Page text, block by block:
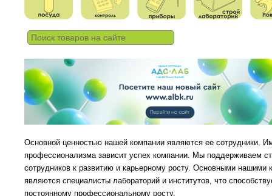
Основной ценностью нашей компании являются ее сотрудники.
профессионализма зависит успех компании. Мы поддерживаем
сотрудников к развитию и карьерному росту. Основными нашими
являются специалисты лабораторий и институтов, что
постоянному профессиональному росту.